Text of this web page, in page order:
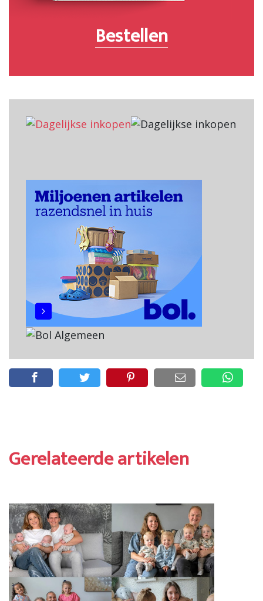
Bestellen
Gerelateerde artikelen